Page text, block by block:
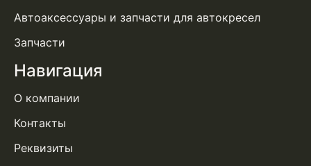
Автоаксессуары и запчасти для автокресел
Запчасти
Навигация
О компании
Контакты
Реквизиты